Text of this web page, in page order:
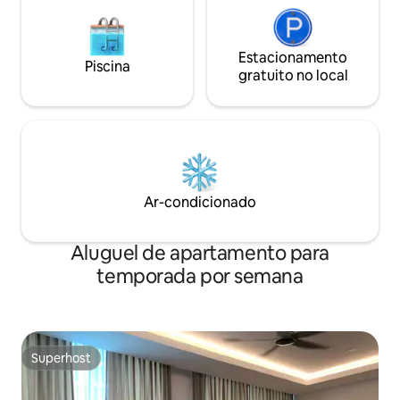
Piscina
Estacionamento
gratuito no local
Ar-condicionado
Aluguel de apartamento para
temporada por semana
Superhost
Superhost